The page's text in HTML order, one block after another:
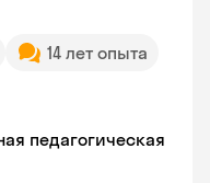
14 лет опыта
педагогическая